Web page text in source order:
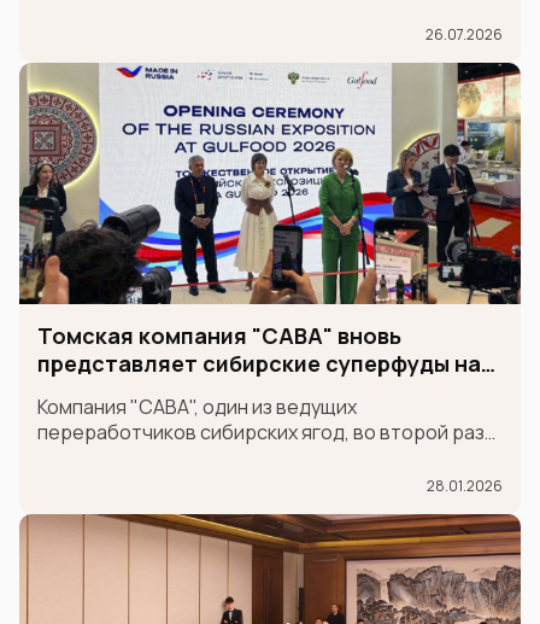
26.07.2026
Томская компания "САВА" вновь
представляет сибирские суперфуды на
Компания "САВА", один из ведущих
переработчиков сибирских ягод, во второй раз
международной продовольственной выставке
GULFOOD в составе экспозиции MADE IN RUSSIA,
которая проходит в Дубае 26-30 января.
28.01.2026